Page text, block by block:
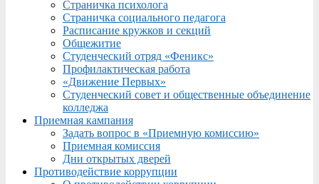
Страничка психолога
Страничка социального педагога
Расписание кружков и секций
Общежитие
Студенческий отряд «Феникс»
Профилактическая работа
«Движение Первых»
Студенческий совет и общественные объединение
колледжа
Приемная кампания
Задать вопрос в «Приемную комиссию»
Приемная комиссия
Дни открытых дверей
Противодействие коррупции